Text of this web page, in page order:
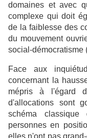
domaines et avec
complexe qui doit
de la faiblesse des
du mouvement
social-démocratisme
Face aux
concernant la
mépris à l'égard
d'allocations sont
schéma
personnes en